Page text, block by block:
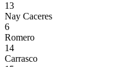
13
Nay Caceres
6
Romero
14
Carrasco